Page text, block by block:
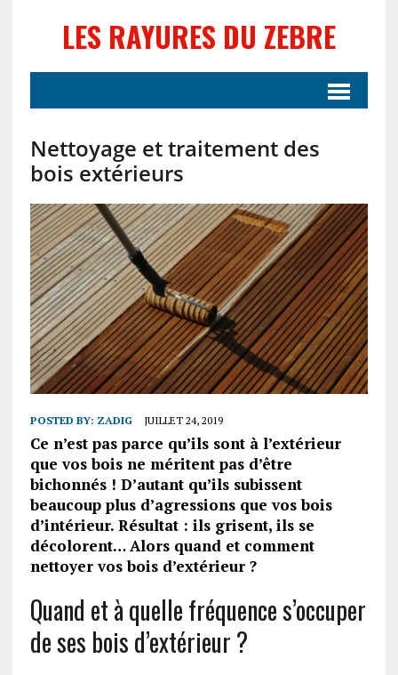
LES RAYURES DU ZEBRE
Nettoyage et traitement des
bois extérieurs
POSTED BY: ZADIG JUILLET 24, 2019
Ce n’est pas parce qu’ils sont à l’extérieur
que vos bois ne méritent pas d’être
bichonnés ! D’autant qu’ils subissent
beaucoup plus d’agressions que vos bois
d’intérieur. Résultat : ils grisent, ils se
décolorent… Alors quand et comment
nettoyer vos bois d’extérieur ?
Quand et à quelle fréquence s’occuper
de ses bois d’extérieur ?